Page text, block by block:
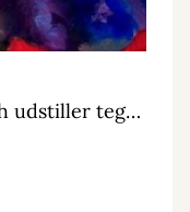
Udstilling: Signe Tissot Koch udstiller tegninger og malerier